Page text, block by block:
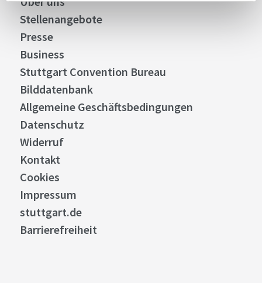
Stellenangebote
Presse
Business
Stuttgart Convention Bureau
Bilddatenbank
Allgemeine Geschäftsbedingungen
Datenschutz
Widerruf
Kontakt
Cookies
Impressum
stuttgart.de
Barrierefreiheit